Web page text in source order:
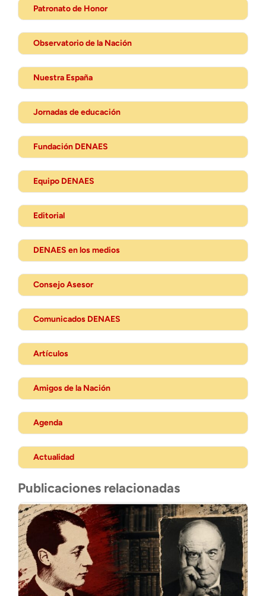
Patronato de Honor
Observatorio de la Nación
Nuestra España
Jornadas de educación
Fundación DENAES
Equipo DENAES
Editorial
DENAES en los medios
Consejo Asesor
Comunicados DENAES
Artículos
Amigos de la Nación
Agenda
Actualidad
Publicaciones relacionadas